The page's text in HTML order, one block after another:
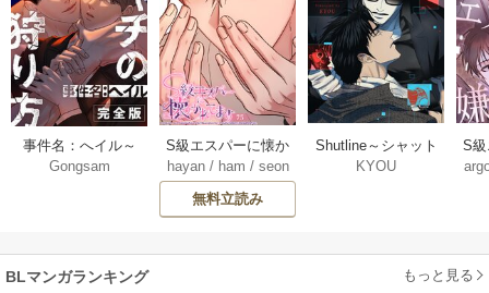
事件名：へイル～
シャチの狩り方～
Gongsam
S級エスパーに懐か
れてます【タテヨ
ミ】 75巻
hayan/ ham / seon
eedyou
無料立読み
Shutline～シャット
ライン～【タテヨ
KYOU
S
れ
BLマンガランキング もっと見る